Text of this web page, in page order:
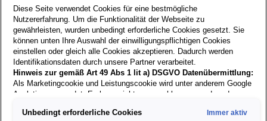
SEAT Sportflasche,
schwarz
Artikelnummer: 6H1069601A KBA
€14,90
inkl. MwSt. zzgl. Versandkosten
Diese Seite verwendet Cookies für eine bestmögliche
Nutzererfahrung. Um die Funktionalität der Webseite zu
gewährleisten, wurden unbedingt erforderliche Cookies gesetzt. Sie
können unten Ihre Auswahl der einwilligungspflichtigen Cookies
einstellen oder gleich alle Cookies akzeptieren. Dadurch werden
Identifikationsdaten durch unsere Partner verarbeitet.
Hinweis zur gemäß Art 49 Abs 1 lit a) DSGVO Datenübermittlung:
Als Marketingcookie und Leistungscookie wird unter anderem Google
Analytics verwendet. Es kann nicht ausgeschlossen werden, dass
die USA (insbesondere dort an die Google LLC) weitergibt. In den
Unbedingt erforderliche Cookies Immer aktiv